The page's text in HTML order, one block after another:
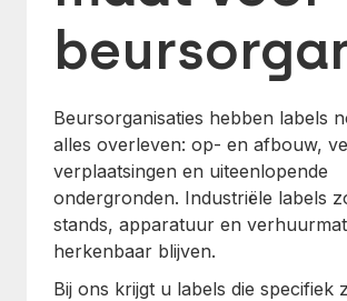
Beursorganisaties hebben labels
alles overleven: op- en afbouw,
verplaatsingen en uiteenlopende
ondergronden. Industriële labels
stands, apparatuur en
herkenbaar blijven.
Bij ons krijgt u labels die specifiek